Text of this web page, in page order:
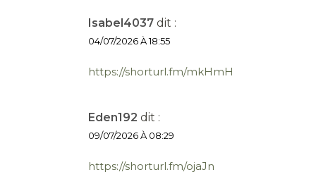
Isabel4037 dit :
04/07/2026 À 18:55
https://shorturl.fm/mkHmH
Eden192 dit :
09/07/2026 À 08:29
https://shorturl.fm/ojaJn